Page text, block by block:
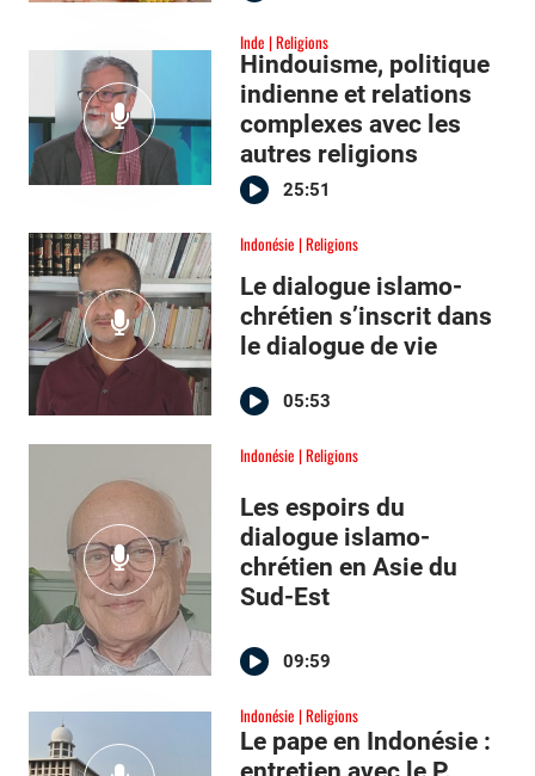
Inde Religions
Hindouisme, politique
indienne et relations
complexes avec les
autres religions
25:51
Indonésie Religions
Le dialogue islamo-
chrétien s’inscrit dans
le dialogue de vie
05:53
Indonésie Religions
Les espoirs du
dialogue islamo-
chrétien en Asie du
Sud-Est
09:59
Indonésie Religions
Le pape en Indonésie :